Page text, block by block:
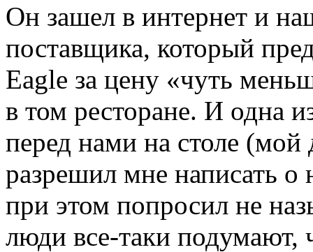
Он зашел в интернет и
поставщика, который
Eagle за цену «чуть
в том ресторане. И одна
перед нами на столе (мой
разрешил мне написать о
при этом попросил не
люди все-таки подумают,